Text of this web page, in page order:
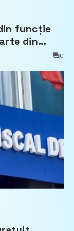
funcție
din
0